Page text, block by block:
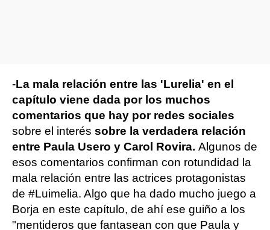
-La mala relación entre las 'Lurelia' en el
capítulo viene dada por los muchos
comentarios que hay por redes sociales
sobre el interés sobre la verdadera relación
entre Paula Usero y Carol Rovira. Algunos de
esos comentarios confirman con rotundidad la
mala relación entre las actrices protagonistas
de #Luimelia. Algo que ha dado mucho juego a
Borja en este capítulo, de ahí ese guiño a los
"mentideros que fantasean con que Paula y